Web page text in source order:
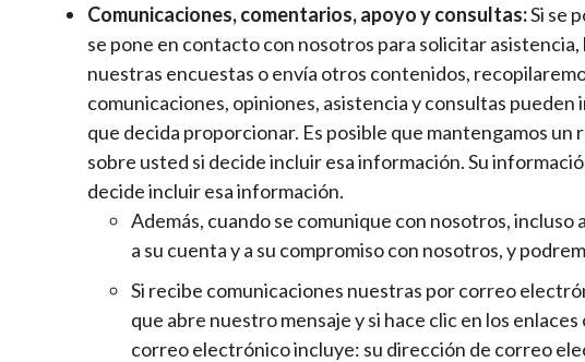
Comunicaciones, comentarios, apoyo y consultas:Si se
se pone en contacto con nosotros para solicitar
nuestras encuestas o envía otros contenidos,
comunicaciones, opiniones, asistencia y consultas
que decida proporcionar. Es posible que mantengamos
sobre usted si decide incluir esa información. Su
decide incluir esa información.
Además, cuando se comunique con nosotros,
a su cuenta y a su compromiso con nosotros, y
Si recibe comunicaciones nuestras por correo
que abre nuestro mensaje y si hace clic en los
correo electrónico incluye: su dirección de correo